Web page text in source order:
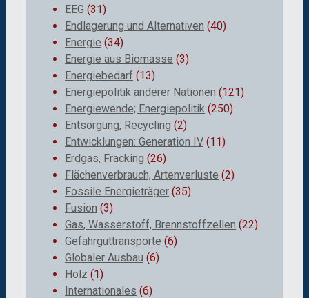
EEG (31)
Endlagerung und Alternativen (40)
Energie (34)
Energie aus Biomasse (3)
Energiebedarf (13)
Energiepolitik anderer Nationen (121)
Energiewende; Energiepolitik (250)
Entsorgung, Recycling (2)
Entwicklungen: Generation IV (11)
Erdgas, Fracking (26)
Flächenverbrauch, Artenverluste (2)
Fossile Energieträger (35)
Fusion (3)
Gas, Wasserstoff, Brennstoffzellen (22)
Gefahrguttransporte (6)
Globaler Ausbau (6)
Holz (1)
Internationales (6)